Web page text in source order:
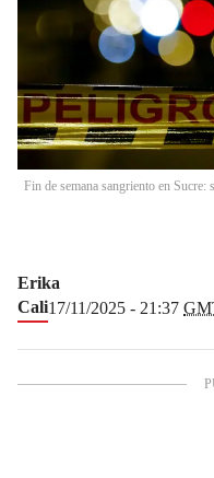
Fin de semana sangriento en
Erika
Cali17/11/2025 - 21:37